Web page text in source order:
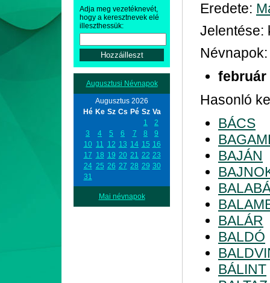
Adja meg vezetéknevét,
hogy a keresztnevek elé
illeszthessük:
Augusztusi Névnapok
Augusztus 2026
Hé Ke Sz Cs Pé Sz Va
1
2
3
4 5 6 7 8
9
10 11 12 13 14 15 16
17 18 19 20 21 22 23
24 25 26 27 28 29 30
31
Mai névnapok
Eredete:
Jelentése:
Névnapok:
február
Hasonló
BÁCS
BAJÁN
BALÁR
BALDÓ
BÁLINT